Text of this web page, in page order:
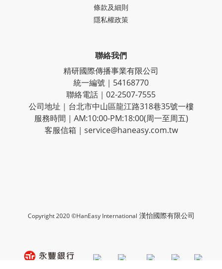
條款及細則
隱私權政策
聯絡我們
精研國際傳播事業有限公司
統一編號｜54168770
聯絡電話｜02-2507-7555
公司地址｜台北市中山區龍江路318巷35號一樓
服務時間｜AM:10:00-PM:18:00(周一至周五)
客服信箱｜service@haneasy.com.tw
Copyright 2020 ©HanEasy International 漢怡國際有限公司